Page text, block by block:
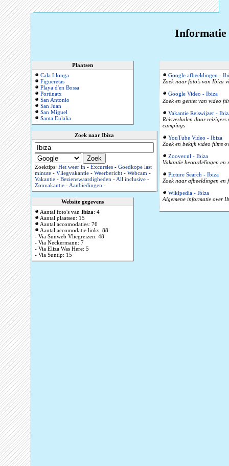
Informatie
Plaatsen
Cala Llonga
Figueretas
Playa d'en Bossa
Portinatx
San Antonio
San Juan
San Miguel
Santa Eulalia
Zoek naar Ibiza
Zoektips: Het weer in- Excursies- Goedkope last
minute- Vliegvakantie- Weerbericht- Webcam-
Vakantie- Bezienswaardigheden-All inclusive-
Zonvakantie-Aanbiedingen-
Website gegevens
Aantal foto's van Ibiza: 4
Aantal plaatsen: 15
Aantal accomodaties: 76
Aantal accomodatie links: 88
- Via Sunweb Vliegreizen: 48
- Via Neckermann: 7
- Via Eliza Was Here: 5
- Via Suntip: 15
Google afbeeldingen -
Zoek naar foto's van Ibiza
Google Video - Ibiza
Zoek en geniet van video
Vakantie Reiswijzer -
Reisverhalen door reizigers
campings
YouTube Video - Ibiza
Zoek en bekijk video films
Zoover.nl - Ibiza
Vakantie beoordelingen en
Picture Search - Ibiza
Zoek naar afbeeldingen en
Wikipedia - Ibiza
Algemene informatie over